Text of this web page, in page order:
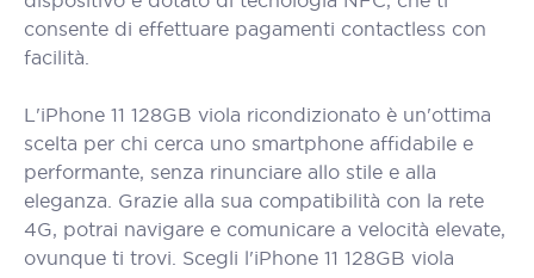
consente di effettuare pagamenti contactless con
facilità.
L'iPhone 11 128GB viola ricondizionato è un'ottima
scelta per chi cerca uno smartphone affidabile e
performante, senza rinunciare allo stile e alla
eleganza. Grazie alla sua compatibilità con la rete
4G, potrai navigare e comunicare a velocità elevate,
ovunque ti trovi. Scegli l'iPhone 11 128GB viola